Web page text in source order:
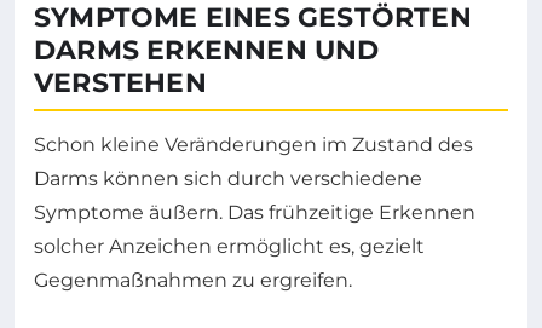
SYMPTOME EINES GESTÖRTEN
DARMS ERKENNEN UND
VERSTEHEN
Schon kleine Veränderungen im Zustand des
Darms können sich durch verschiedene
Symptome äußern. Das frühzeitige Erkennen
solcher Anzeichen ermöglicht es, gezielt
Gegenmaßnahmen zu ergreifen.